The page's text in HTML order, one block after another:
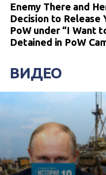
Enemy There and
Decision to Release
PoW under “I Want
Detained in PoW
ВИДЕО